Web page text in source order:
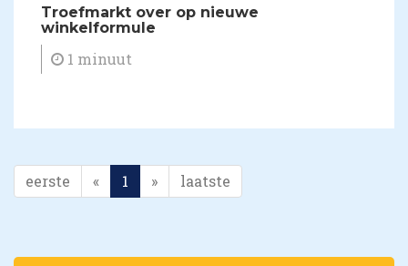
Troefmarkt over op nieuwe
winkelformule
1 minuut
eerste « 1 » laatste